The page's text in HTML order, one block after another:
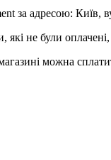
за адресою: Київ,
не були
можна